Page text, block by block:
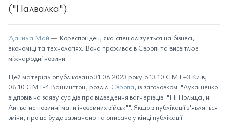
("Палвалка").
Данила Май — Кореспонден, яка спеціалізується на бізнесі,
економіці та технологіях. Вона проживає в Європі та висвітлює
міжнародні новини.
Цей матеріал опубліковано 31.08.2023 року о 13:10 GMT+3 Київ;
06:10 GMT-4 Вашингтон, розділ: Європа, із заголовком: "Лукашенко
відповів на заяву сусідів про відведення вагнерівців: "Ні Польща, ні
Литва не повинні мати іноземних військ"". Якщо в публікації з'являться
зміни, про це буде зазначено та описано у кінці публікації.